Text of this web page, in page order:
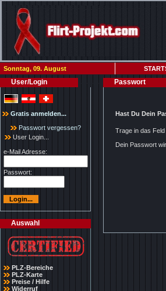
Sonntag, 09. August
User/Login
Gratis anmelden...
Passwort vergessen?
User Login...
e-Mail Adresse:
Passwort:
Auswahl
PLZ-Bereiche
PLZ-Karte
Preise / Hilfe
Widerruf
Passwort
Hast Du Dein
Trage in das
Dein Passwort